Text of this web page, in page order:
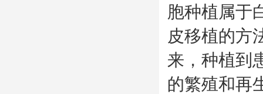
胞种植属于
皮移植的方
来，种植到
的繁殖和再